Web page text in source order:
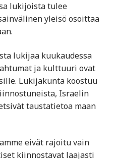
lukijoista tulee
yleisö osoittaa
lukijaa kuukaudessa
ja kulttuuri ovat
Lukijakunta koostuu
Israelin
taustatietoa maan
eivät rajoitu vain
kiinnostavat laajasti